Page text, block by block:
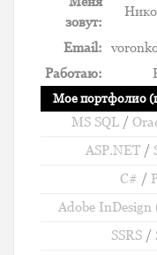
зовут:
Email:
Работаю:
Мое портфолио
MS SQL/
ASP.NET/
C# /
Adobe
SSRS /